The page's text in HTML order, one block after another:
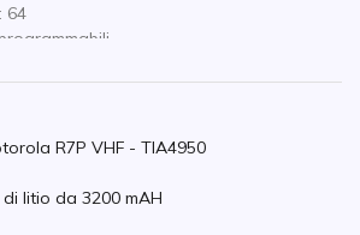
: 64
di emergenza disponibili
connessioni GNSS integrate
IP68 e MIL-STD 810
R7P VHF - TIA4950
litio da 3200 mAH